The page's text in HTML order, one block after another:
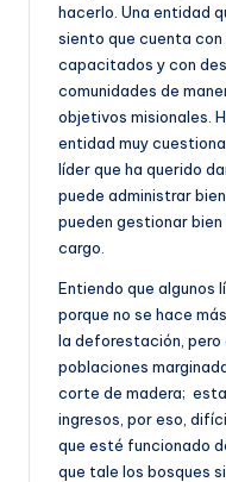
hacerlo. Una entidad
siento que cuenta
capacitados y con
comunidades de
objetivos misionales.
entidad muy
líder que ha querido
puede administrar
pueden gestionar
cargo.
Entiendo que algunos
porque no se hace
la deforestación, pero
poblaciones
corte de madera;
ingresos, por eso,
que esté funcionado
que tale los bosques